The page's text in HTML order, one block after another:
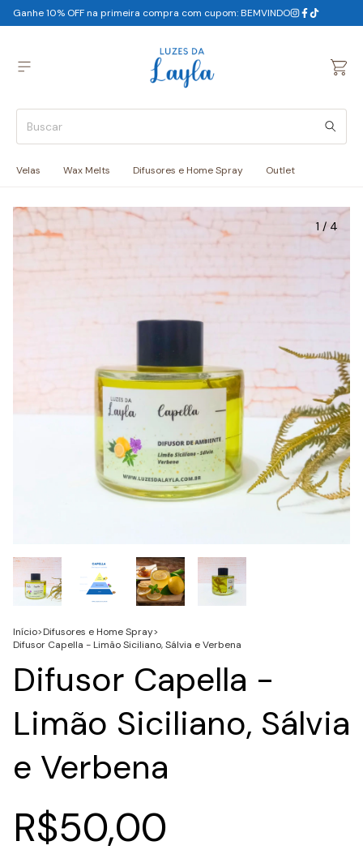
Ganhe 10% OFF na primeira compra com cupom: BEMVINDO
Velas Wax Melts Difusores e Home Spray Outlet
1 / 4
Início>Difusores e Home Spray>
Difusor Capella - Limão Siciliano, Sálvia e Verbena
Difusor Capella -
Limão Siciliano, Sálvia
e Verbena
R$50,00